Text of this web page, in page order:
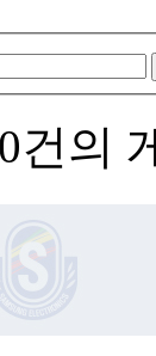
건의